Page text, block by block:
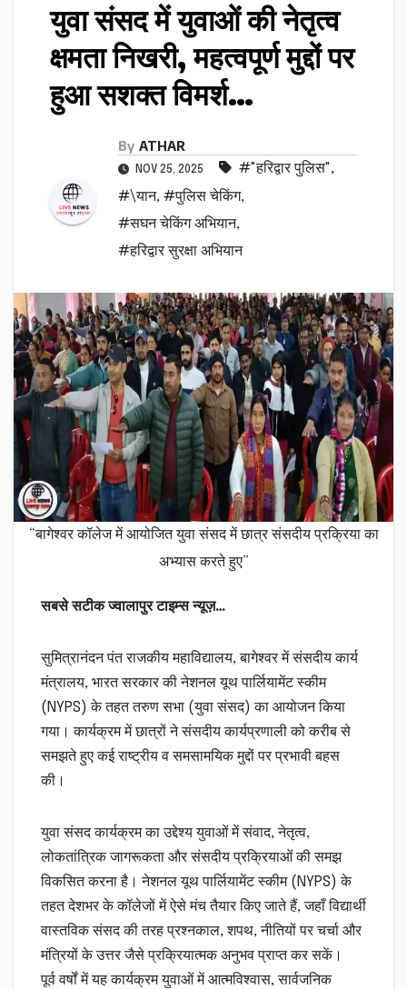
युवा संसद में युवाओं की नेतृत्व
क्षमता निखरी, महत्वपूर्ण मुद्दों पर
हुआ सशक्त विमर्श…
By ATHAR
NOV 25, 2025 #"हरिद्वार पुलिस",
#\यान, #पुलिस चेकिंग,
#सघन चेकिंग अभियान,
#हरिद्वार सुरक्षा अभियान
“बागेश्वर कॉलेज में आयोजित युवा संसद में छात्र संसदीय प्रक्रिया का
अभ्यास करते हुए”
सबसे सटीक ज्वालापुर टाइम्स न्यूज़…
सुमित्रानंदन पंत राजकीय महाविद्यालय, बागेश्वर में संसदीय कार्य
मंत्रालय, भारत सरकार की नेशनल यूथ पार्लियामेंट स्कीम
(NYPS) के तहत तरुण सभा (युवा संसद) का आयोजन किया
गया। कार्यक्रम में छात्रों ने संसदीय कार्यप्रणाली को करीब से
समझते हुए कई राष्ट्रीय व समसामयिक मुद्दों पर प्रभावी बहस
की।
युवा संसद कार्यक्रम का उद्देश्य युवाओं में संवाद, नेतृत्व,
लोकतांत्रिक जागरूकता और संसदीय प्रक्रियाओं की समझ
विकसित करना है। नेशनल यूथ पार्लियामेंट स्कीम (NYPS) के
तहत देशभर के कॉलेजों में ऐसे मंच तैयार किए जाते हैं, जहाँ विद्यार्थी
वास्तविक संसद की तरह प्रश्नकाल, शपथ, नीतियों पर चर्चा और
मंत्रियों के उत्तर जैसे प्रक्रियात्मक अनुभव प्राप्त कर सकें।
पूर्व वर्षों में यह कार्यक्रम युवाओं में आत्मविश्वास, सार्वजनिक